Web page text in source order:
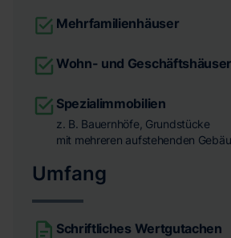
Mehrfamilienhäuser
Wohn- und Geschäftshäuser
Spezialimmobilien
z. B. Bauernhöfe, Grundstücke
mit mehreren aufstehenden
Umfang
Schriftliches Wertgutachen